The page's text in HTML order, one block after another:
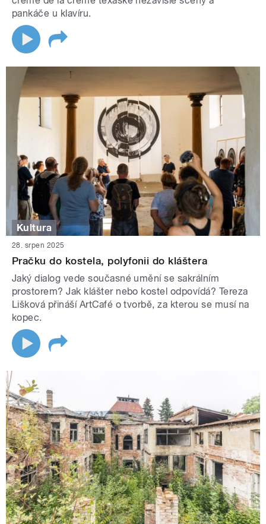
pankáče u klavíru.
Kultura
28. srpen 2025
Pračku do kostela, polyfonii do kláštera
Jaký dialog vede současné umění se sakrálním
prostorem? Jak klášter nebo kostel odpovídá? Tereza
Lišková přináší ArtCafé o tvorbě, za kterou se musí na
kopec.